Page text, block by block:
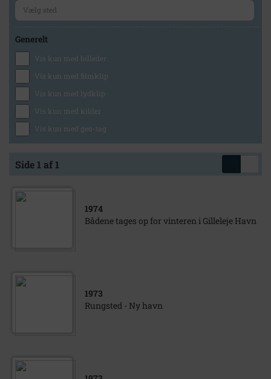
Generelt
Vis kun med billeder
Vis kun med filmklip
Vis kun med lydklip
Vis kun med kilder
Vis kun med geo-tag
Side 1 af 1
1974
Bådene tages op for vinteren i Gilleleje Havn
1973
Rungsted - Ny havn